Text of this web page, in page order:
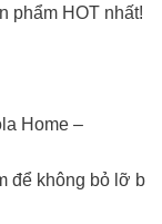
phẩm HOT nhất!
Home –
để không bỏ lỡ b